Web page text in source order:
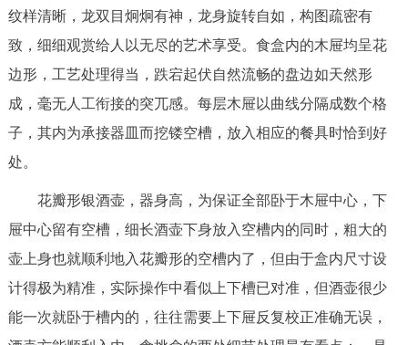
纹样清晰，龙双目炯炯有神，龙身旋转自如，构图疏密有
致，细细观赏给人以无尽的艺术享受。食盒内的木屉均呈花
边形，工艺处理得当，跌宕起伏自然流畅的盘边如天然形
成，毫无人工衔接的突兀感。每层木屉以曲线分隔成数个格
子，其内为承接器皿而挖镂空槽，放入相应的餐具时恰到好
处。
花瓣形银酒壶，器身高，为保证全部卧于木屉中心，下
屉中心留有空槽，细长酒壶下身放入空槽内的同时，粗大的
壶上身也就顺利地入花瓣形的空槽内了，但由于盒内尺寸设
计得极为精准，实际操作中看似上下槽已对准，但酒壶很少
能一次就卧于槽内的，往往需要上下屉反复校正准确无误，